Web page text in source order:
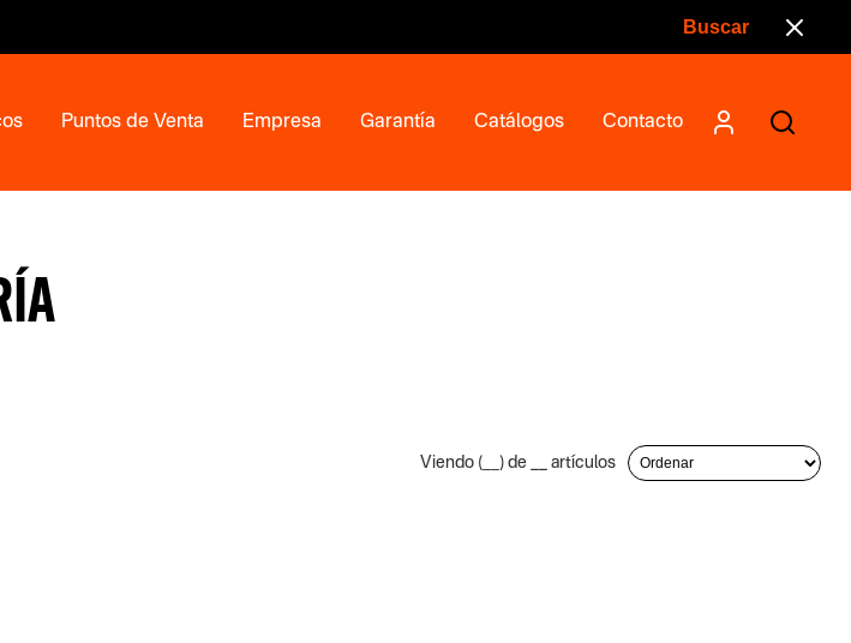
Puntos de Venta Empresa Garantía Catálogos Contacto
Viendo ( ) de artículos